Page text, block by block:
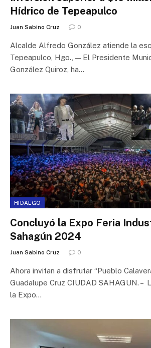
Hídrico de Tepeapulco
Juan Sabino Cruz 0
Alcalde Alfredo González atiende la
Tepeapulco, Hgo., — El Presidente
González Quiroz, ha…
HIDALGO
Concluyó la Expo Feria
Sahagún 2024
Juan Sabino Cruz 0
Ahora invitan a disfrutar “Pueblo
Guadalupe Cruz CIUDAD SAHAGUN. –
la Expo…